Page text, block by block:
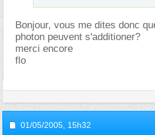
Bonjour, vous me dites donc
photon peuvent s'additioner?
merci encore
flo
01/05/2005, 15h32